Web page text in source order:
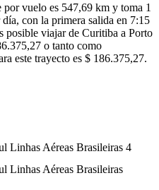
vuelo es 547,69 km y toma 1
con la primera salida en 7:15
posible viajar de Curitiba a Porto
o tanto como
este trayecto es $ 186.375,27.
Linhas Aéreas Brasileiras 4
Linhas Aéreas Brasileiras